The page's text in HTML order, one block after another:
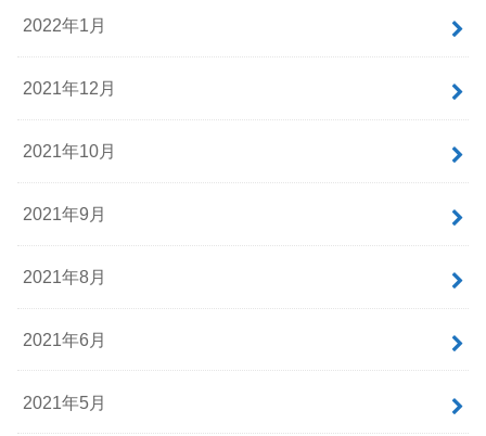
2022年1月
2021年12月
2021年10月
2021年9月
2021年8月
2021年6月
2021年5月